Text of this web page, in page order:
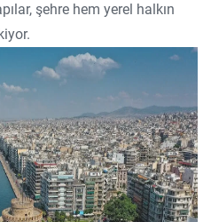
şehre hem yerel halkın